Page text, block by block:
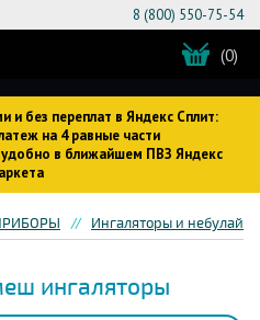
и без переплат в Яндекс Сплит:
на 4 равные части
удобно в ближайшем ПВЗ Яндекс
8 (800) 550-75-54
(0)
Ингаляторы и
ингаляторы